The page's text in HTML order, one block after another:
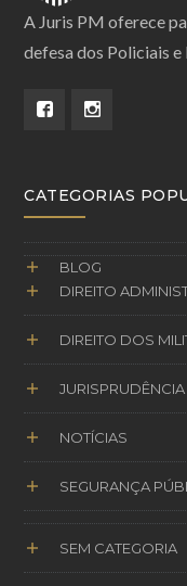
A Juris PM oferece
defesa dos Policiais
CATEGORIAS
BLOG
DIREITO
DIREITO DOS
NOTÍCIAS
SEGURANÇA
SEM CATEGORIA